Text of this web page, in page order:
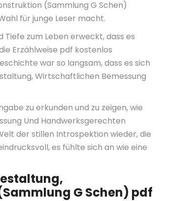
(Sammlung G Schen)
für junge Leser macht.
zum Leben erweckt, dass es
Erzählweise pdf kostenlos
war so langsam, dass es sich
Wirtschaftlichen Bemessung
zu erkunden und zu zeigen, wie
Und Handwerksgerechten
der stillen Introspektion wieder, die
es fühlte sich an wie eine
G Schen) pdf